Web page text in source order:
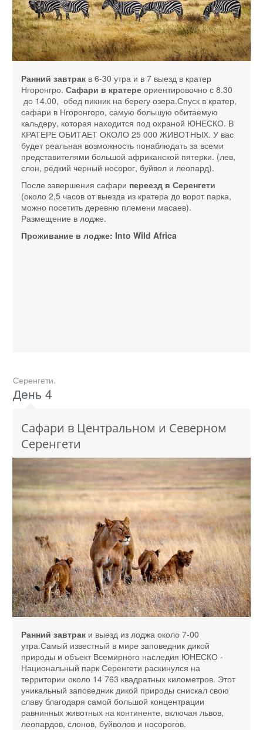
Ранний завтрак в 6-30 утра и в 7 выезд в кратер
Нгоронгро. Сафари в кратере ориентировочно с 8.30
до 14.00, обед пикник на берегу озера.Спуск в кратер,
сафари в Нгоронгоро, самую большую обитаемую
кальдеру, которая находится под охраной ЮНЕСКО. В
КРАТЕРЕ ОБИТАЕТ ОКОЛО 25 000 ЖИВОТНЫХ. У вас
будет реальная возможность понаблюдать за всеми
представителями большой африканской пятерки. (лев,
слон, редкий черный носорог, буйвол и леопард).
После завершения сафари переезд в Серенгети
(около 2,5 часов от выезда из кратера до ворот парка,
можно посетить деревню племени масаев).
Размещение в лодже.
Проживание в лодже: Into Wild Africa
Серенгети.
День 4
Сафари в Центральном и Северном
Серенгети
Ранний завтрак и выезд из лоджа около 7-00
утра.Самый известный в мире заповедник дикой
природы и объект Всемирного наследия ЮНЕСКО -
Национальный парк Серенгети раскинулся на
территории около 14 763 квадратных километров. Этот
уникальный заповедник дикой природы снискал свою
славу благодаря самой большой концентрации
равнинных животных на континенте, включая львов,
леопардов, слонов, буйволов и носорогов.